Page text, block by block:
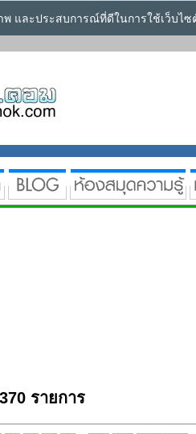
พ และประสบการณ์ที่ดีในการใช้เว็บไ
รายการ